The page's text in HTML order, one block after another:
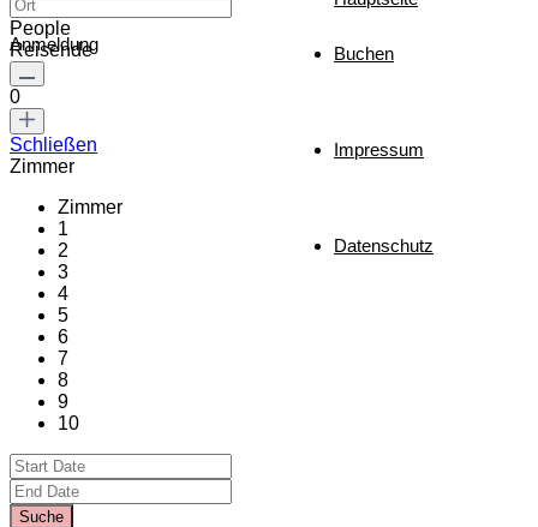
Buchen
Impressum
Datenschutz
Anmeldung
People
Reisende
0
Schließen
Zimmer
Zimmer
1
2
3
4
5
6
7
8
9
10